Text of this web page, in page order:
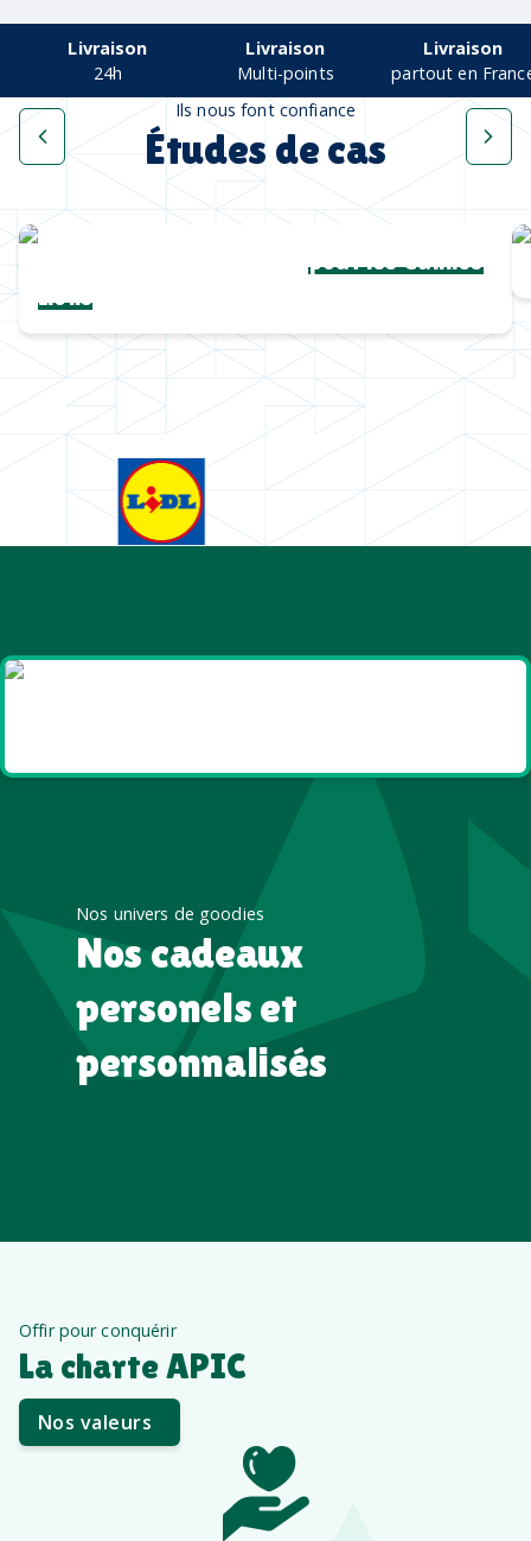
Livraison
24h
Livraison
Multi-points
Livraison
partout en
Ils nous font confiance
Études de cas
Une collection complètepour les Cannes
Lions
Nos univers de goodies
Nos cadeaux
personels et
personnalisés
Offir pour conquérir
La charte APIC
Nos valeurs